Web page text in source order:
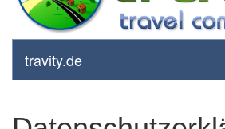
travity.de